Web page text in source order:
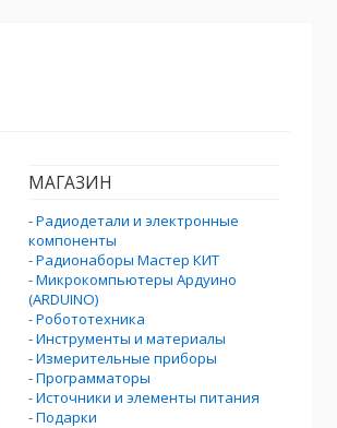
МАГАЗИН
-Радиодетали и электронные
компоненты
-Радионаборы Мастер КИТ
-Микрокомпьютеры Ардуино
(ARDUINO)
-Робототехника
-Инструменты и материалы
-Измерительные приборы
-Программаторы
-Источники и элементы питания
-Подарки